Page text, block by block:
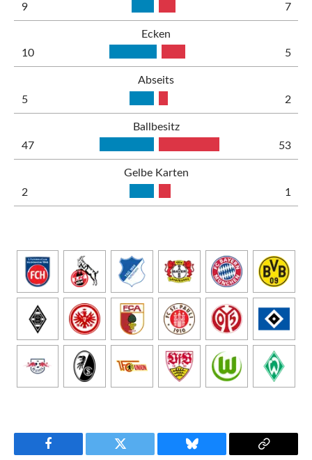
9
7
Ecken
10
5
Abseits
5
2
Ballbesitz
47
53
Gelbe Karten
2
1
Facebook Twitter Bluesky
Copy